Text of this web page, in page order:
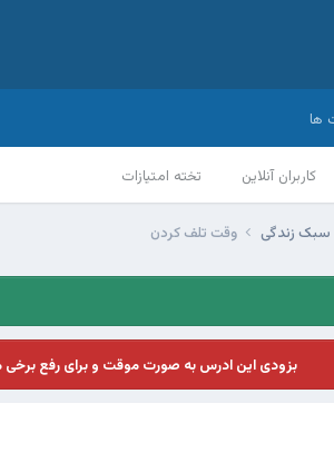
کاربران آنلاین تخته امتیازات
ها
سبک زندگی وقت تلف کردن
بزودی این ادرس به صورت موقت و برای رفع